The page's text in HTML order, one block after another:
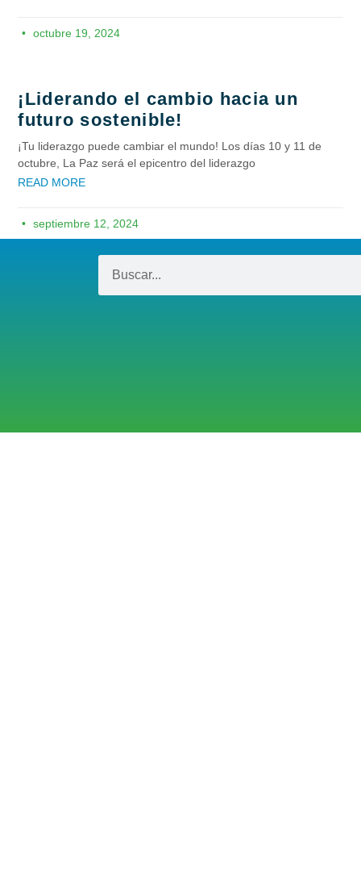
octubre 19, 2024
¡Liderando el cambio hacia un
futuro sostenible!​
¡Tu liderazgo puede cambiar el mundo! Los días 10 y 11 de
octubre, La Paz será el epicentro del liderazgo
READ MORE
septiembre 12, 2024